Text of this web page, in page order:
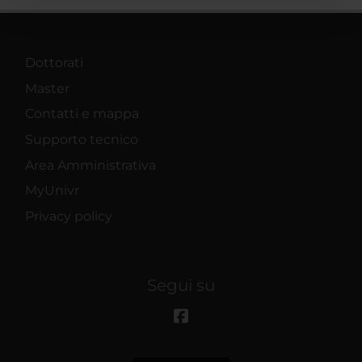
Dottorati
Master
Contatti e mappa
Supporto tecnico
Area Amministrativa
MyUnivr
Privacy policy
Segui su